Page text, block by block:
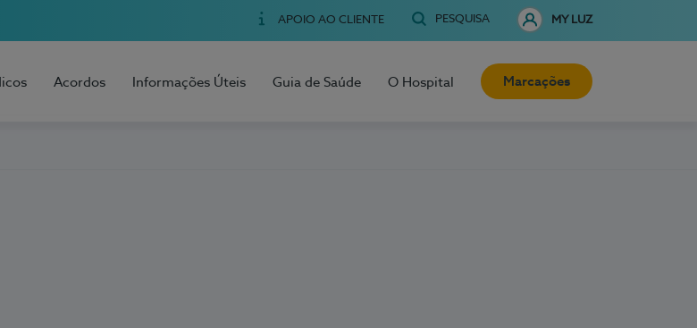
APOIO AO CLIENTE PESQUISA MY LUZ
Acordos Informações Úteis Guia de Saúde O Hospital Marcações